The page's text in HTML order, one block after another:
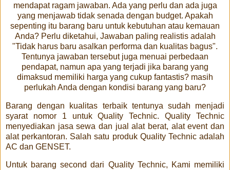
mendapat ragam jawaban. Ada yang perlu dan ada juga
yang menjawab tidak senada dengan budget. Apakah
sepenting itu barang baru untuk kebutuhan atau kemauan
Anda? Perlu diketahui, Jawaban paling realistis adalah
"Tidak harus baru asalkan performa dan kualitas bagus".
Tentunya jawaban tersebut juga menuai perbedaan
pendapat, namun apa yang terjadi jika barang yang
dimaksud memiliki harga yang cukup fantastis? masih
perlukah Anda dengan kondisi barang yang baru?
Barang dengan kualitas terbaik tentunya sudah menjadi
syarat nomor 1 untuk Quality Technic. Quality Technic
menyediakan jasa sewa dan jual alat berat, alat event dan
alat perkantoran. Salah satu produk Quality Technic adalah
AC dan GENSET.
Untuk barang second dari Quality Technic, Kami memiliki